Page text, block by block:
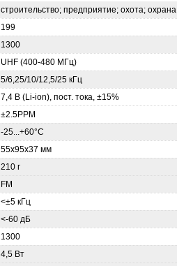
строительство; предприятие; охота; охрана
199
1300
UHF (400-480 МГц)
5/6,25/10/12,5/25 кГц
7,4 В (Li-ion), пост. тока, ±15%
±2.5РРМ
-25...+60°C
55x95x37 мм
210 г
FM
<±5 кГц
<-60 дБ
1300
4,5 Вт